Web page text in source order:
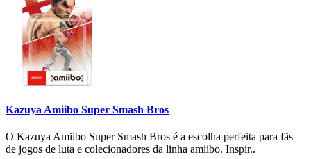
Kazuya Amiibo Super Smash Bros
O Kazuya Amiibo Super Smash Bros é a escolha perfeita para fãs
de jogos de luta e colecionadores da linha amiibo. Inspir..